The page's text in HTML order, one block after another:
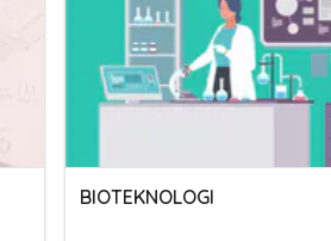
BIOTEKNOLOGI